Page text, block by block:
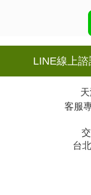
LINE線上諮
客服
台